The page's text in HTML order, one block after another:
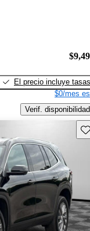
El precio incluye tasas
$0/mes
Verif. disponibilidad